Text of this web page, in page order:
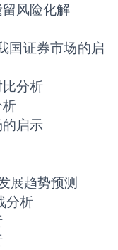
风险化解
国证券市场的启
分析
启示
展趋势预测
分析